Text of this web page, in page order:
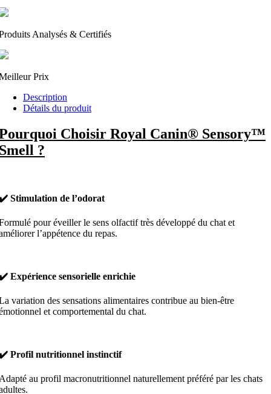
Analysés & Certifiés
Prix
Description
Détails du produit
Choisir Royal Canin® Sensory™
?
Stimulation de l’odorat
pour éveiller le sens olfactif très développé du chat et
l’appétence du repas.
Expérience sensorielle enrichie
variation des sensations alimentaires contribue au bien-être
et comportemental du chat.
Profil nutritionnel instinctif
au profil macronutritionnel naturellement préféré par les chats